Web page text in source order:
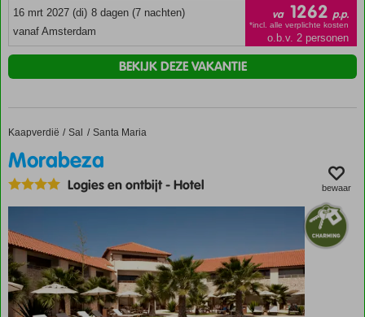
16 mrt 2027 (di) 8 dagen (7 nachten)
vanaf Amsterdam
va 1262 p.p.
*incl. alle verplichte kosten
o.b.v. 2 personen
BEKIJK DEZE VAKANTIE
Home
Kaapverdië Sal Santa Maria
Morabeza
Morabeza
Logies en ontbijt-Hotel bewaar